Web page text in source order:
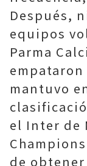
Después,
equipos
Parma
mantuvo
el Inter de
de